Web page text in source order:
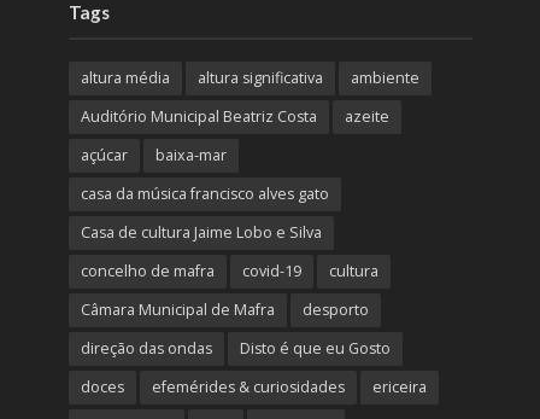
Tags
altura média altura significativa
ambiente
Auditório Municipal Beatriz Costa
azeite
açúcar
baixa-mar
casa da música francisco alves gato
Casa de cultura Jaime Lobo e Silva
concelho de mafra
covid-19
cultura
Câmara Municipal de Mafra
desporto
direção das ondas
Disto é que eu Gosto
doces
efemérides & curiosidades
ericeira